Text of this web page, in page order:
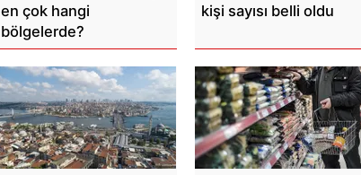
en çok hangi
bölgelerde?
kişi sayısı belli oldu